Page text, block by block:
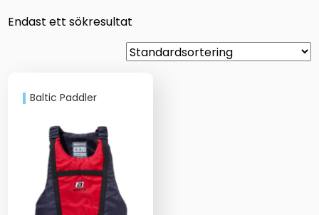
Endast ett sökresultat
Baltic Paddler